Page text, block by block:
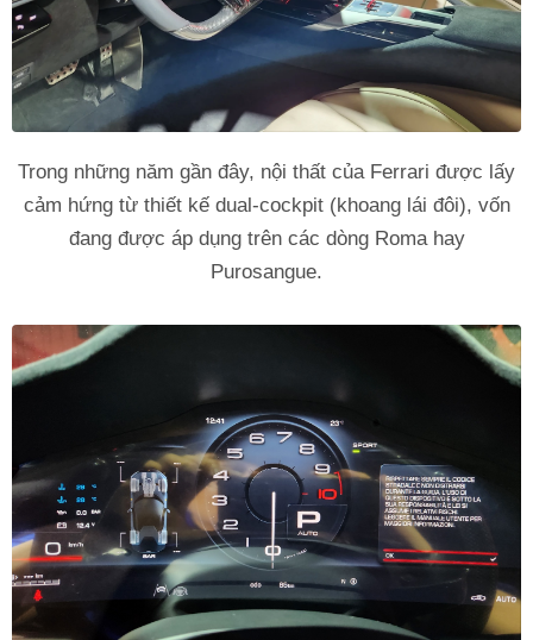
Trong những năm gần đây, nội thất của Ferrari được lấy
cảm hứng từ thiết kế dual-cockpit (khoang lái đôi), vốn
đang được áp dụng trên các dòng Roma hay
Purosangue.